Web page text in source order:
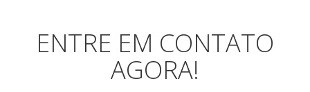
ENTRE EM CONTATO
AGORA!